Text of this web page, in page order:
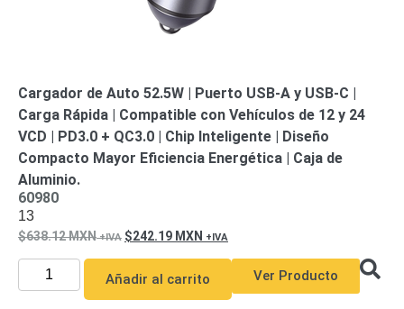
Cargador de Auto 52.5W | Puerto USB-A y USB-C |
Carga Rápida | Compatible con Vehículos de 12 y 24
VCD | PD3.0 + QC3.0 | Chip Inteligente | Diseño
Compacto Mayor Eficiencia Energética | Caja de
Aluminio.
60980
13
638.12MXN 242.19 MXN
Añadir al carrito Ver Producto